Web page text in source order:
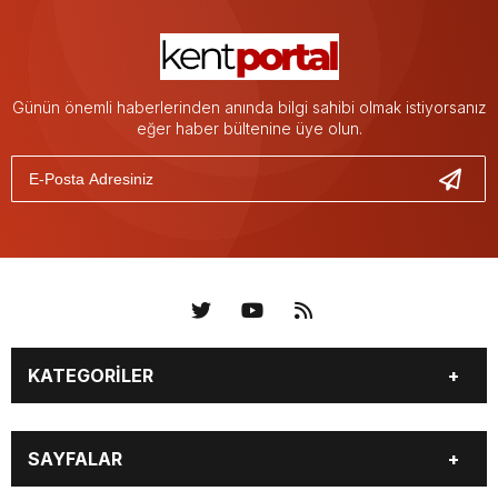
Günün önemli haberlerinden anında bilgi sahibi olmak istiyorsanız
eğer haber bültenine üye olun.
KATEGORİLER
KÜNYE BİZE ULAŞIN
SAYFALAR